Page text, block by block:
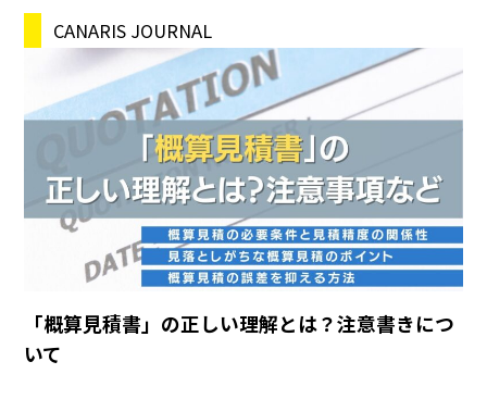
CANARIS JOURNAL
「概算見積書」の正しい理解とは？注意書きにつ
いて